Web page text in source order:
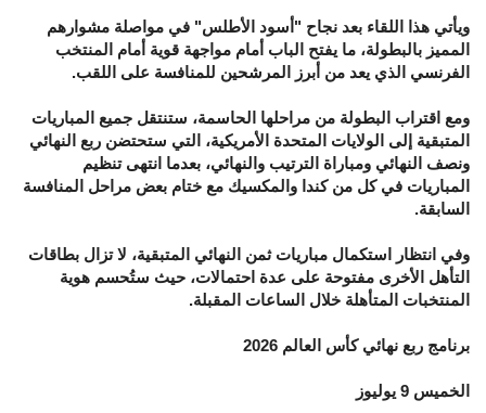
ويأتي هذا اللقاء بعد نجاح "أسود الأطلس" في مواصلة مشوارهم
المميز بالبطولة، ما يفتح الباب أمام مواجهة قوية أمام المنتخب
الفرنسي الذي يعد من أبرز المرشحين للمنافسة على اللقب.
ومع اقتراب البطولة من مراحلها الحاسمة، ستنتقل جميع المباريات
المتبقية إلى الولايات المتحدة الأمريكية، التي ستحتضن ربع النهائي
ونصف النهائي ومباراة الترتيب والنهائي، بعدما انتهى تنظيم
المباريات في كل من كندا والمكسيك مع ختام بعض مراحل المنافسة
السابقة.
وفي انتظار استكمال مباريات ثمن النهائي المتبقية، لا تزال بطاقات
التأهل الأخرى مفتوحة على عدة احتمالات، حيث ستُحسم هوية
المنتخبات المتأهلة خلال الساعات المقبلة.
برنامج ربع نهائي كأس العالم 2026
الخميس 9 يوليوز